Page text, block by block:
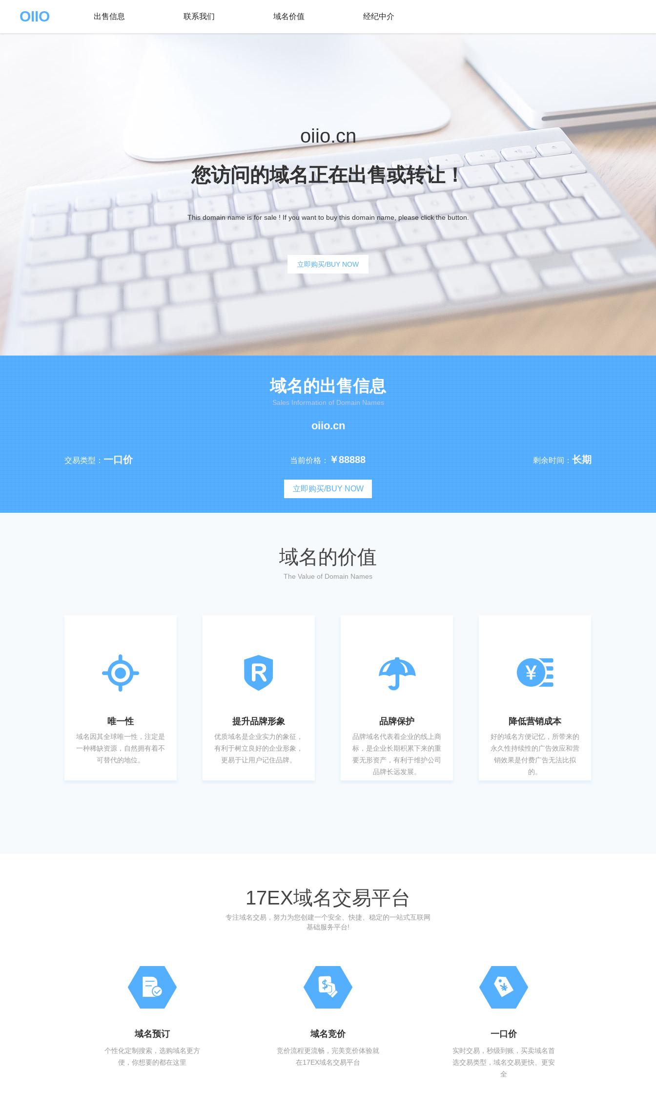
OIIO 出售信息 联系我们 域名价值 经纪中介
oiio.cn
您访问的域名正在出售或转让！
This domain name is for sale ! If you want to buy this domain name, please click the button.
立即购买/BUY NOW
域名的出售信息
Sales Information of Domain Names
oiio.cn
交易类型： 一口价 当前价格： ￥88888 剩余时间： 长期
立即购买/BUY NOW
域名的价值
The Value of Domain Names
唯一性
域名因其全球唯一性，注定是
一种稀缺资源，自然拥有着不
可替代的地位。
提升品牌形象
优质域名是企业实力的象征，
有利于树立良好的企业形象，
更易于让用户记住品牌。
品牌保护
品牌域名代表着企业的线上商
标，是企业长期积累下来的重
要无形资产，有利于维护公司
品牌长远发展。
降低营销成本
好的域名方便记忆，所带来的
永久性持续性的广告效应和营
销效果是付费广告无法比拟
的。
17EX域名交易平台
专注域名交易，努力为您创建一个安全、快捷、稳定的一站式互联网
基础服务平台!
域名预订
个性化定制搜索，选购域名更方
便，你想要的都在这里
域名竞价
竞价流程更流畅，完美竞价体验就
在17EX域名交易平台
一口价
实时交易，秒级到账，买卖域名首
选交易类型，域名交易更快、更安
全